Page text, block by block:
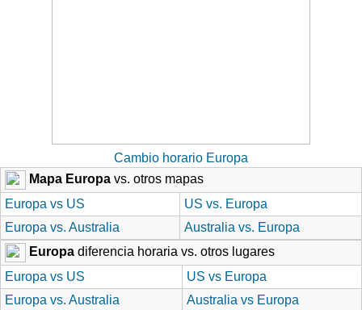
Cambio horario Europa
Mapa Europa vs. otros mapas
Europa vs US
US vs. Europa
Europa vs. Australia
Australia vs. Europa
Europa diferencia horaria vs. otros lugares
Europa vs US
US vs Europa
Europa vs. Australia
Australia vs Europa